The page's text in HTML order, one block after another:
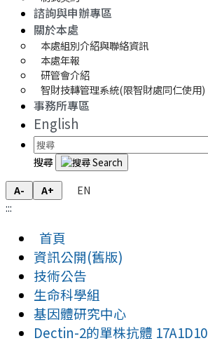
諮詢與申辦專區
關於本處
本處組別介紹與聯絡資訊
本處年報
研管會介紹
智財技轉管理系統(限智財處同仁使用)
事務所專區
English
搜尋
A- A+
EN
:::
首頁
資訊公開(舊版)
技術公告
生命科學組
基因體研究中心
Dectin-2的單株抗體 17A1D10